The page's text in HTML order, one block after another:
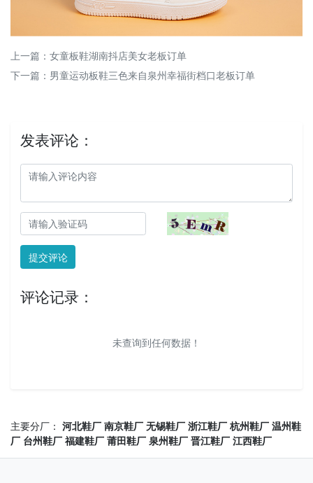
上一篇： 女童板鞋湖南抖店美女老板订单
下一篇： 男童运动板鞋三色来自泉州幸福街档口老板订单
发表评论：
提交评论
评论记录：
未查询到任何数据！
主要分厂： 河北鞋厂 南京鞋厂 无锡鞋厂 浙江鞋厂 杭州鞋厂 温州鞋
厂 台州鞋厂 福建鞋厂 莆田鞋厂 泉州鞋厂 晋江鞋厂 江西鞋厂